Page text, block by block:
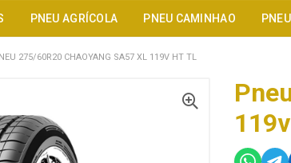
PNEU AGRÍCOLA PNEU CAMINHAO
275/60R20 CHAOYANG SA57 XL 119V HT TL